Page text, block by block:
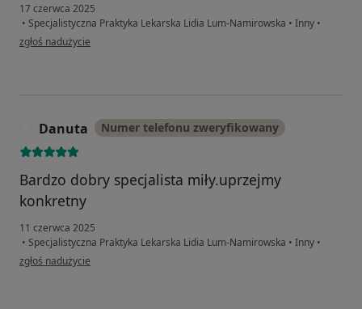
17 czerwca 2025
• Specjalistyczna Praktyka Lekarska Lidia Lum-Namirowska • Inny •
w opinii użytkownika Zdzisław
zgłoś nadużycie
Danuta Numer telefonu zweryfikowany
Bardzo dobry specjalista miły.uprzejmy
konkretny
11 czerwca 2025
• Specjalistyczna Praktyka Lekarska Lidia Lum-Namirowska • Inny •
w opinii użytkownika Danuta
zgłoś nadużycie